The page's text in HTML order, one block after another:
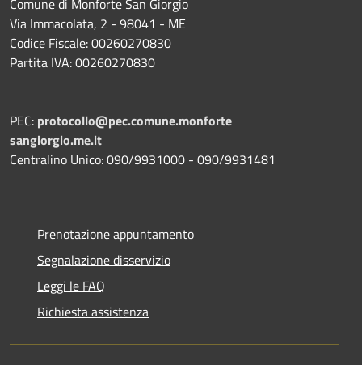
Via Immacolata, 2 - 98041 - ME
Codice Fiscale: 00260270830
Partita IVA: 00260270830
PEC: protocollo@pec.comune.monforte
sangiorgio.me.it
Centralino Unico: 090/9931000 - 090/9931481
Prenotazione appuntamento
Segnalazione disservizio
Leggi le FAQ
Richiesta assistenza